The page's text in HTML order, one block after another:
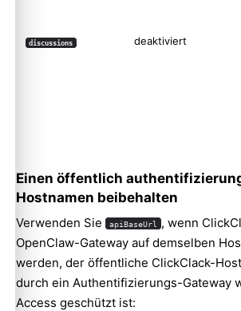
discussions deaktiviert
Einen öffentlich
Hostnamen beibehalten
Verwenden Sie apiBaseUrl , wenn
OpenClaw-Gateway auf demselben
werden, der öffentliche ClickClack-
durch ein Authentifizierungs-Gateway
Access geschützt ist: